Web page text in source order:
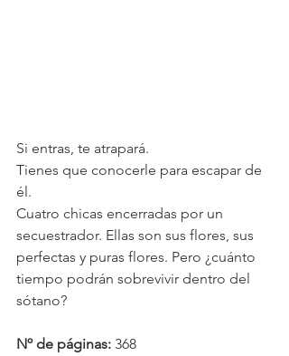
Si entras, te atrapará.
Tienes que conocerle para escapar de
él.
Cuatro chicas encerradas por un
secuestrador. Ellas son sus flores, sus
perfectas y puras flores. Pero ¿cuánto
tiempo podrán sobrevivir dentro del
sótano?
Nº de páginas: 368